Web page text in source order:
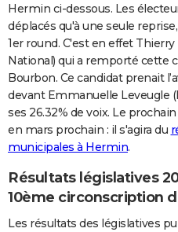
Carte de Noël
Carte Bonne année
Carte Saint-Valentin
Carte Pâques
Carte d'anniversaire
DICTIONNAIRE
Dictionnaire
Biographies
Citations
Expressions
Proverbes
PROGRAMME TV
COPAINS D'AVANT
S'inscrire
Se connecter
Lycées
Collèges
Primaires
Universités
Entreprises
Service militaire
Avis de recherche
AVIS DE DÉCÈS
FORUM
Bricolage
Lifestyle
Culture
Sport
Auto
Television
Voyage
Cinema
Hermin ci-dessous. Les
déplacés qu'à une seule
1er round. C'est en effet
National) qui a remporté cette
Bourbon. Ce candidat prenait
devant Emmanuelle Leveugle
ses 26.32% de voix. Le
en mars prochain : il s'agira du
municipales à Hermin.
Résultats législatives
10ème circonscription
Les résultats des législatives